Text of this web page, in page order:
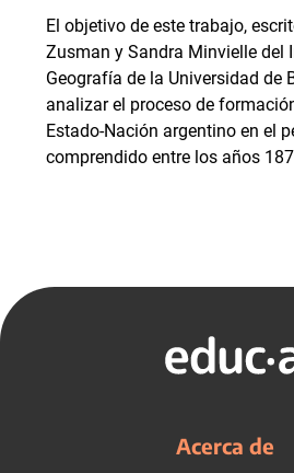
El objetivo de este trabajo,
Zusman y Sandra Minvielle del
Geografía de la Universidad de
analizar el proceso de
Estado-Nación argentino en el
comprendido entre los años
Acerca de